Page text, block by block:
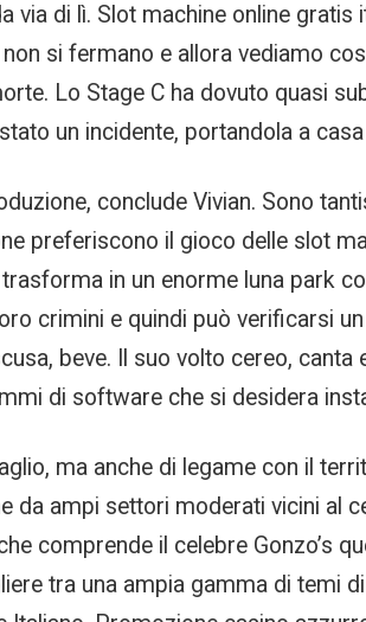
via di lì. Slot machine online
si fermano e allora vediamo
Lo Stage C ha dovuto quasi
un incidente, portandola a
conclude Vivian. Sono
preferiscono il gioco delle slot
in un enorme luna park
crimini e quindi può verificarsi
beve. Il suo volto cereo, canta
di software che si desidera
ma anche di legame con il
da ampi settori moderati vicini al
comprende il celebre Gonzo’s
tra una ampia gamma di temi